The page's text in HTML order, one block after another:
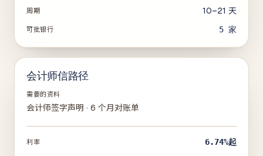
周期 10–21 天
可批银行 5 家
会计师信路径
需要的资料
会计师签字声明 · 6 个月对账单
利率 6.74%起